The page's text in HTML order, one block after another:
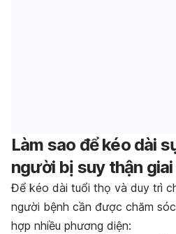
Làm sao để kéo dài
người bị suy thận
Để kéo dài tuổi thọ và duy trì
người bệnh cần được chăm
hợp nhiều phương diện: